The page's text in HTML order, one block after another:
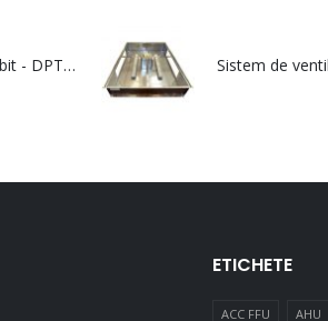
Traductor de debit - DPT Flow
ETICHETE
ACC FFU AHU